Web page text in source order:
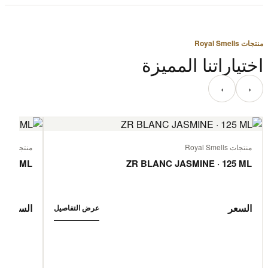
منتجات Royal Smells
اختياراتنا المميزة
‹ ›
منتجات Royal Smells
ZR BLANC JASMINE · 125 ML
السعر عرض التفاصيل
منتجات Royal Smells
ML
السعر